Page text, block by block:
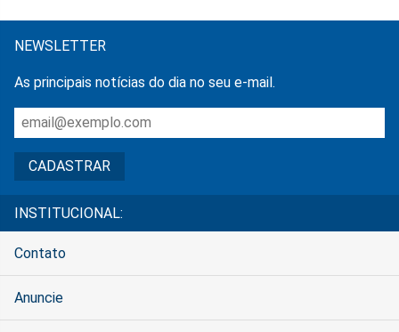
NEWSLETTER
As principais notícias do dia no seu e-mail.
INSTITUCIONAL:
Contato
Anuncie